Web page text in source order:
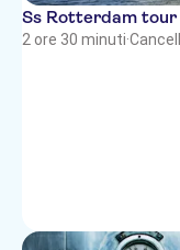
Ss Rotterdam
2 ore 30 minuti·